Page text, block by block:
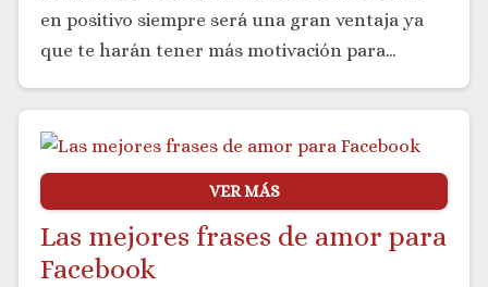
en positivo siempre será una gran ventaja ya
que te harán tener más motivación para…
VER MÁS
Las mejores frases de amor para
Facebook